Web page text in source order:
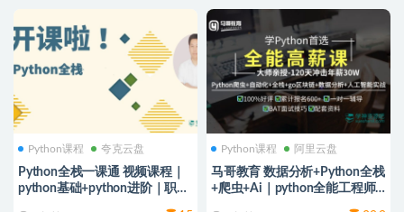
Python课程 夸克云盘
Python全栈一课通 视频课程｜
python基础+python进阶｜职场
Python课程 阿里云盘
马哥教育 数据分析+Python全栈
+爬虫+Ai｜python全能工程师-